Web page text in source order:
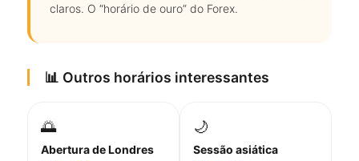
claros. O “horário de ouro” do Forex.
📊 Outros horários interessantes
🌅
Abertura de Londres
🌙
Sessão asiática